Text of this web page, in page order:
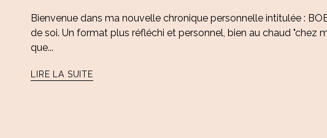
Bienvenue dans ma nouvelle chronique personnelle intitulée :
de soi. Un format plus réfléchi et personnel, bien au chaud "chez
que...
LIRE LA SUITE